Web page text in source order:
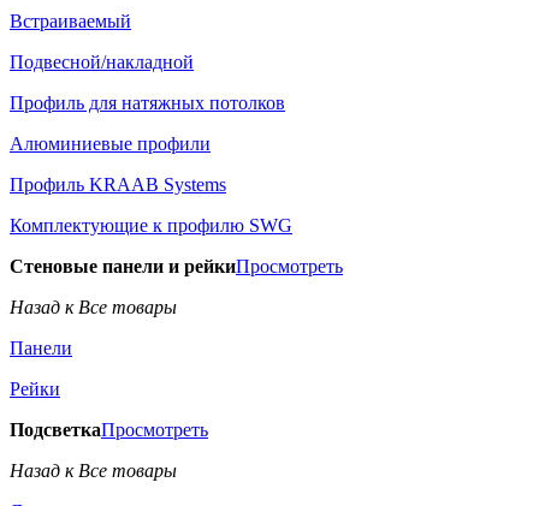
Встраиваемый
Подвесной/накладной
Профиль для натяжных потолков
Алюминиевые профили
Профиль KRAAB Systems
Комплектующие к профилю SWG
Стеновые панели и рейкиПросмотреть
Назад к Все товары
Панели
Рейки
ПодсветкаПросмотреть
Назад к Все товары